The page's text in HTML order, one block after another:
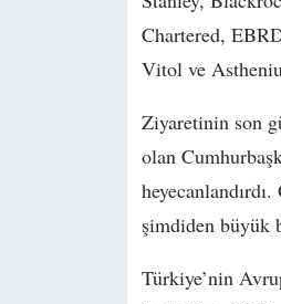
Chartered,
Vitol ve
Ziyaretinin son
olan
şimdiden büyük
Türkiye’nin